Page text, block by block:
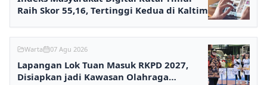
Raih Skor 55,16, Tertinggi Kedua di Kaltim
Warta 07 Agu 2026
Lapangan Lok Tuan Masuk RKPD 2027,
Disiapkan jadi Kawasan Olahraga